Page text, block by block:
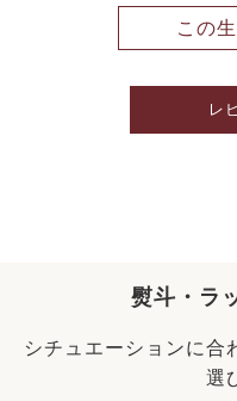
この
レ
熨斗・ラ
シチュエーションに合
選